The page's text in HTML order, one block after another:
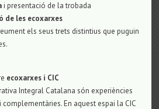
i presentació de la trobada
de les ecoxarxes
els seus trets distintius que puguin
ecoxarxes i CIC
Integral Catalana són experiències
En aquest espai la CIC